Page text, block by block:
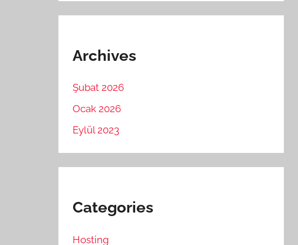
Archives
Şubat 2026
Ocak 2026
Eylül 2023
Categories
Hosting